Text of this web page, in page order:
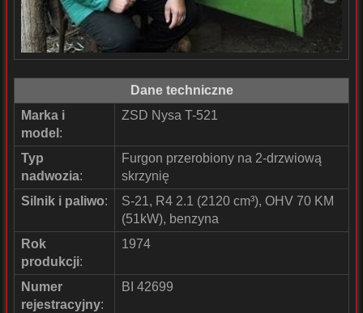
Dane techniczne
Marka i
model :
ZSD Nysa T-521
Typ
nadwozia:
Furgon przerobiony na 2-drzwiową
skrzynię
Silnik i paliwo:
S-21, R4 2.1 (2120 cm³), OHV 70 KM
(51kW), benzyna
Rok
produkcji:
1974
Numer
rejestracyjny:
BI 42699